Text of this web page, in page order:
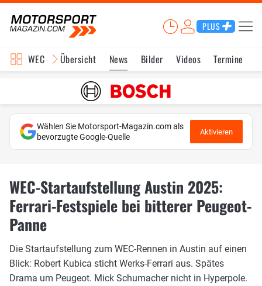
PLUS
WEC Übersicht News Bilder Videos Termine
Wählen Sie Motorsport-Magazin.com als
bevorzugte Google-Quelle
Aktivieren
WEC-Startaufstellung Austin 2025:
Ferrari-Festspiele bei bitterer Peugeot-
Panne
Die Startaufstellung zum WEC-Rennen in Austin auf einen
Blick: Robert Kubica sticht Werks-Ferrari aus. Spätes
Drama um Peugeot. Mick Schumacher nicht in Hyperpole.